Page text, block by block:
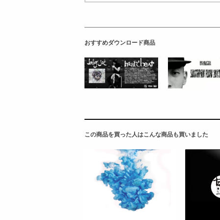
おすすめダウンロード商品
この商品を買った人はこんな商品も買いました